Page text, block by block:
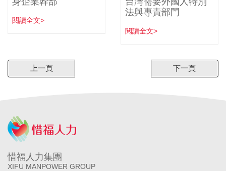
閱讀全文>
法與專責部門
閱讀全文>
上一頁 下一頁
惜福人力集團
XIFU MANPOWER GROUP